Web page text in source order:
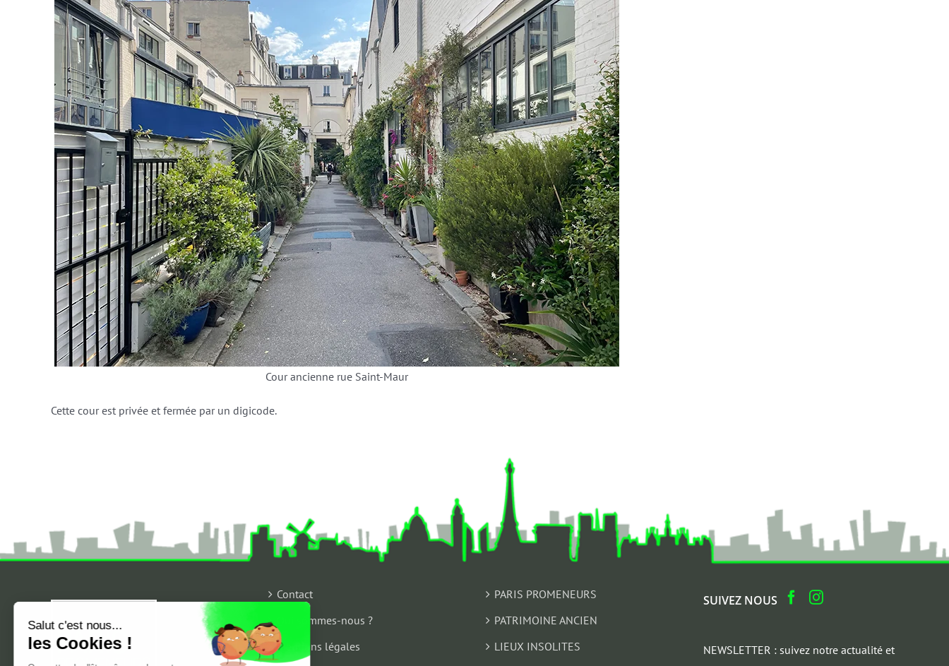
Cour ancienne rue Saint-Maur
Cette cour est privée et fermée par un digicode.
Contact
Qui sommes-nous ?
Mentions légales
PARIS PROMENEURS
PATRIMOINE ANCIEN
LIEUX INSOLITES
SUIVEZ NOUS
NEWSLETTER : suivez notre actualité et
Salut c'est nous...
les Cookies !